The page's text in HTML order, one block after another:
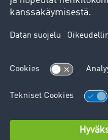
Julkaisutiedot
Yleiset käyttöehdot